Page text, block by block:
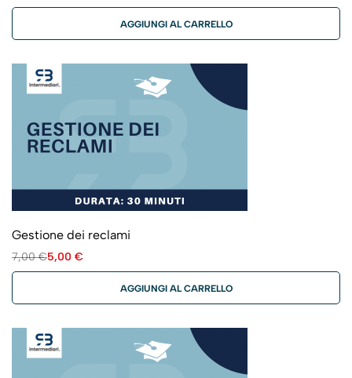
AGGIUNGI AL CARRELLO
Gestione dei reclami
7,00€5,00 €
AGGIUNGI AL CARRELLO